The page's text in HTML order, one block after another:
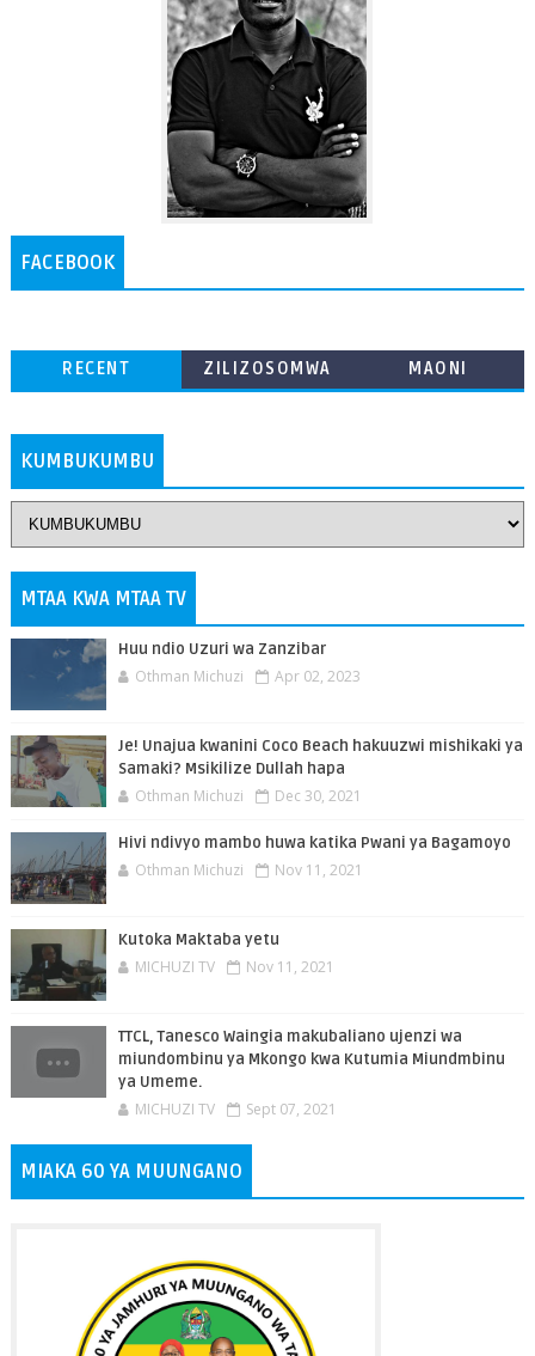
FACEBOOK
RECENT
ZILIZOSOMWA
MAONI
KUMBUKUMBU
MTAA KWA MTAA TV
Huu ndio Uzuri wa Zanzibar
Othman Michuzi Apr 02, 2023
Je! Unajua kwanini Coco Beach hakuuzwi mishikaki ya
Samaki? Msikilize Dullah hapa
Othman Michuzi Dec 30, 2021
Hivi ndivyo mambo huwa katika Pwani ya Bagamoyo
Othman Michuzi Nov 11, 2021
Kutoka Maktaba yetu
MICHUZI TV Nov 11, 2021
TTCL, Tanesco Waingia makubaliano ujenzi wa
miundombinu ya Mkongo kwa Kutumia Miundmbinu
ya Umeme.
MICHUZI TV Sept 07, 2021
MIAKA 60 YA MUUNGANO